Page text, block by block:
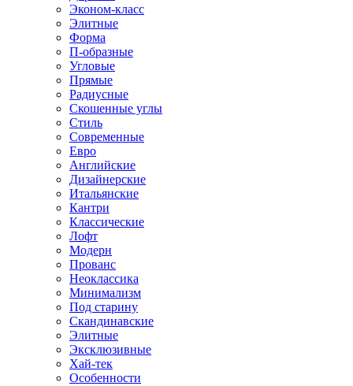
Эконом-класс
Элитные
Форма
П-образные
Угловые
Прямые
Радиусные
Скошенные углы
Стиль
Современные
Евро
Английские
Дизайнерские
Итальянские
Кантри
Классические
Лофт
Модерн
Прованс
Неоклассика
Минимализм
Под старину
Скандинавские
Элитные
Эксклюзивные
Хай-тек
Особенности